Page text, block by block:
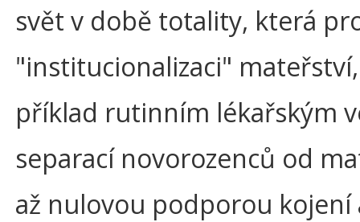
svět v době totality, která
"institucionalizaci"
příklad rutinním lékařským
separací novorozenců od
až nulovou podporou kojení